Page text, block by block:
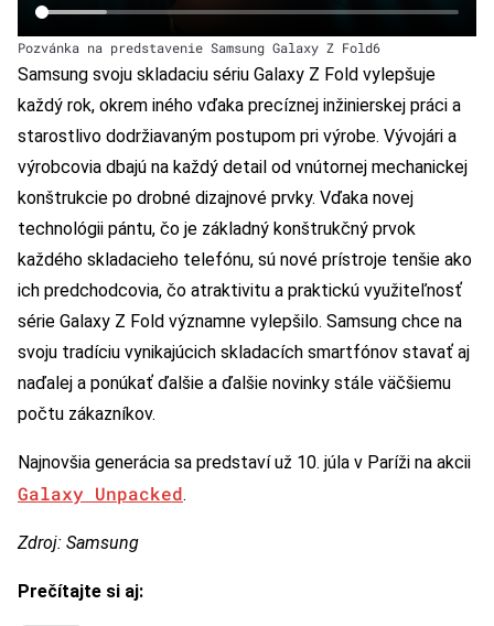
Pozvánka na predstavenie Samsung Galaxy Z Fold6
Samsung svoju skladaciu sériu Galaxy Z Fold vylepšuje
každý rok, okrem iného vďaka precíznej inžinierskej práci a
starostlivo dodržiavaným postupom pri výrobe. Vývojári a
výrobcovia dbajú na každý detail od vnútornej mechanickej
konštrukcie po drobné dizajnové prvky. Vďaka novej
technológii pántu, čo je základný konštrukčný prvok
každého skladacieho telefónu, sú nové prístroje tenšie ako
ich predchodcovia, čo atraktivitu a praktickú využiteľnosť
série Galaxy Z Fold významne vylepšilo. Samsung chce na
svoju tradíciu vynikajúcich skladacích smartfónov stavať aj
naďalej a ponúkať ďalšie a ďalšie novinky stále väčšiemu
počtu zákazníkov.
Najnovšia generácia sa predstaví už 10. júla v Paríži na akcii
Galaxy Unpacked.
Zdroj: Samsung
Prečítajte si aj: